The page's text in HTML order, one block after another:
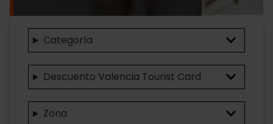
Categoría
Descuento Valencia Tourist Card
Zona